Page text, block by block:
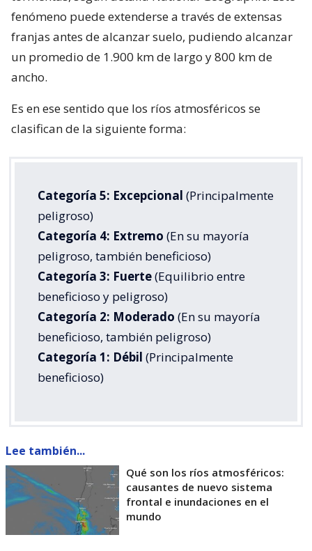
fenómeno puede extenderse a través de extensas
franjas antes de alcanzar suelo, pudiendo alcanzar
un promedio de 1.900 km de largo y 800 km de
ancho.
Es en ese sentido que los ríos atmosféricos se
clasifican de la siguiente forma:
Categoría 5: Excepcional (Principalmente
peligroso)
Categoría 4: Extremo (En su mayoría
peligroso, también beneficioso)
Categoría 3: Fuerte(Equilibrio entre
beneficioso y peligroso)
Categoría 2: Moderado (En su mayoría
beneficioso, también peligroso)
Categoría 1: Débil (Principalmente
beneficioso)
Lee también...
Qué son los ríos atmosféricos:
causantes de nuevo sistema
frontal e inundaciones en el
mundo